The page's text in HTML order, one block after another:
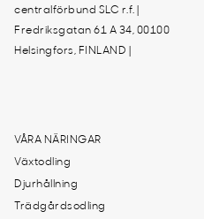
centralförbund SLC r.f. |
Fredriksgatan 61 A 34, 00100
Helsingfors, FINLAND |
VÅRA NÄRINGAR
Växtodling
Djurhållning
Trädgårdsodling